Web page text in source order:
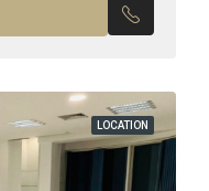
LOCATION